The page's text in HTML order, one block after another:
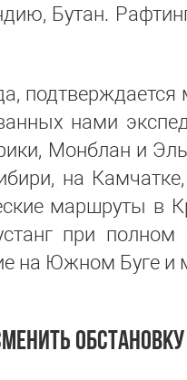
Бутан.
нами
Монблан и
на
маршруты
при полном
на Южном Буге и
ОБСТАНОВКУ